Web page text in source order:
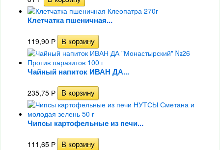
Клетчатка пшеничная...
119,90 Р
Чайный напиток ИВАН ДА...
235,75 Р
Чипсы картофельные из печи...
111,65 Р